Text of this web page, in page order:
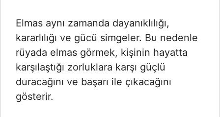
Elmas aynı zamanda dayanıklılığı,
kararlılığı ve gücü simgeler. Bu nedenle
rüyada elmas görmek, kişinin hayatta
karşılaştığı zorluklara karşı güçlü
duracağını ve başarı ile çıkacağını
gösterir.